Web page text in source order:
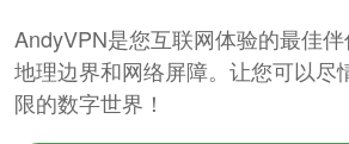
AndyVPN是您互联网体验的最佳
地理边界和网络屏障。让您可以尽
限的数字世界！